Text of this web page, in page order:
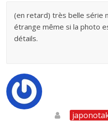
(en retard) très belle série
étrange même si la photo
détails.